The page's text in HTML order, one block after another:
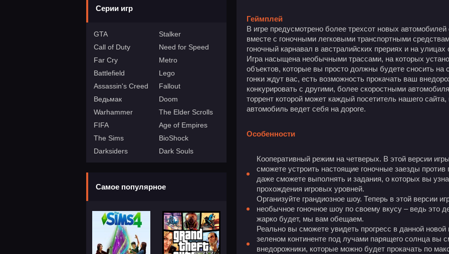
Серии игр
GTA
Stalker
Call of Duty
Need for Speed
Far Cry
Metro
Battlefield
Lego
Assassin's Creed
Fallout
Ведьмак
Doom
Warhammer
The Elder Scrolls
FIFA
Age of Empires
The Sims
BioShock
Darksiders
Dark Souls
Самое популярное
Геймплей
В игре предусмотрено более трехсот новых
вместе с гоночными легковыми транспортными
гоночный карнавал в австралийских прериях и на
Игра насыщена необычными трассами, на которых
объектов, которые вы просто должны будете сносить на
гонки ждут вас, есть возможность прокачать ваш
конкурировать с другими, более скоростными
торрент которой может каждый посетитель нашего
автомобиль ведет себя на дороге.
Особенности
Кооперативный режим на четверых. В этой версии
сможете устроить настоящие гоночные заезды против
даже сможете выполнять и задания, о которых вы
прохождения игровых уровней.
Организуйте грандиозное шоу. Теперь в этой версии
необычное гоночное шоу по своему вкусу – ведь это
жарко будет, мы вам обещаем.
Реально вы сможете увидеть прогресс в данной
зеленом континенте под лучами парящего солнца вы
внедорожники, которые можно будет прокачать по